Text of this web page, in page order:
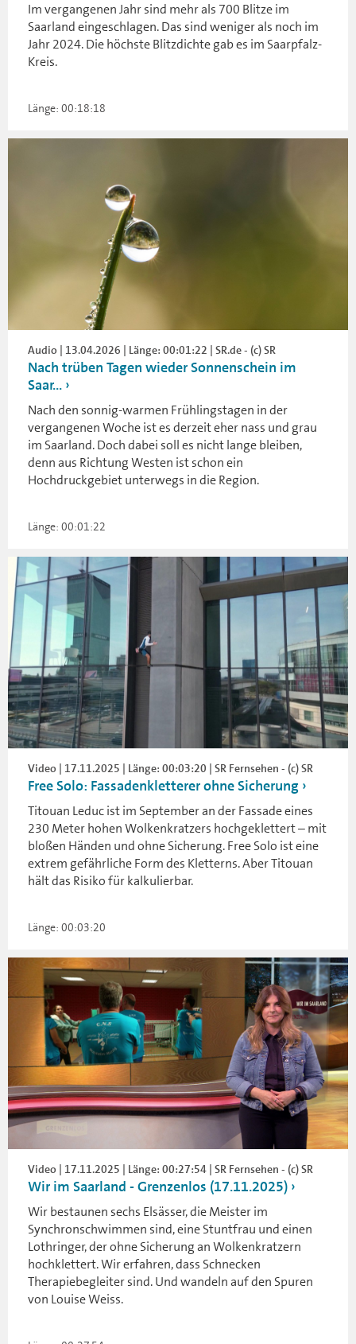
Im vergangenen Jahr sind mehr als 700 Blitze im
Saarland eingeschlagen. Das sind weniger als noch im
Jahr 2024. Die höchste Blitzdichte gab es im Saarpfalz-
Kreis.
Länge: 00:18:18
Audio | 13.04.2026 | Länge: 00:01:22 | SR.de - (c) SR
Nach trüben Tagen wieder Sonnenschein im
Saar...
Nach den sonnig-warmen Frühlingstagen in der
vergangenen Woche ist es derzeit eher nass und grau
im Saarland. Doch dabei soll es nicht lange bleiben,
denn aus Richtung Westen ist schon ein
Hochdruckgebiet unterwegs in die Region.
Länge: 00:01:22
Video | 17.11.2025 | Länge: 00:03:20 | SR Fernsehen - (c) SR
Free Solo: Fassadenkletterer ohne Sicherung
Titouan Leduc ist im September an der Fassade eines
230 Meter hohen Wolkenkratzers hochgeklettert – mit
bloßen Händen und ohne Sicherung. Free Solo ist eine
extrem gefährliche Form des Kletterns. Aber Titouan
hält das Risiko für kalkulierbar.
Länge: 00:03:20
Video | 17.11.2025 | Länge: 00:27:54 | SR Fernsehen - (c) SR
Wir im Saarland - Grenzenlos (17.11.2025)
Wir bestaunen sechs Elsässer, die Meister im
Synchronschwimmen sind, eine Stuntfrau und einen
Lothringer, der ohne Sicherung an Wolkenkratzern
hochklettert. Wir erfahren, dass Schnecken
Therapiebegleiter sind. Und wandeln auf den Spuren
von Louise Weiss.